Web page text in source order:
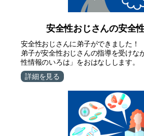
安全性おじさんの安全
安全性おじさんに弟子ができました！
弟子が安全性おじさんの指導を受けな
性情報のいろは」をおはなしします。
詳細を見る